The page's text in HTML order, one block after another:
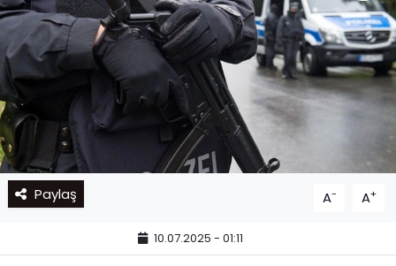
Paylaş A- A+
10.07.2025 - 01:11
Haber Arşivi